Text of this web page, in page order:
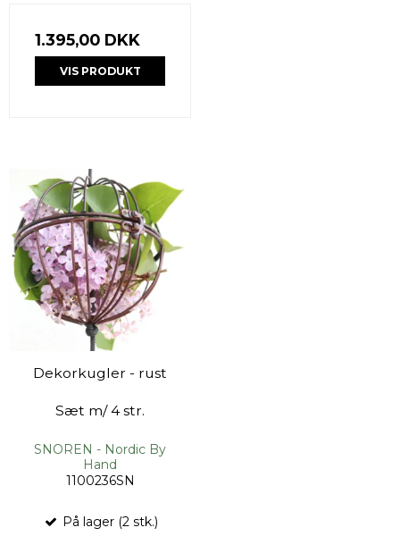
1.395,00 DKK
VIS PRODUKT
Dekorkugler - rust
Sæt m/ 4 str.
SNOREN - Nordic By
Hand
1100236SN
På lager (2 stk.)